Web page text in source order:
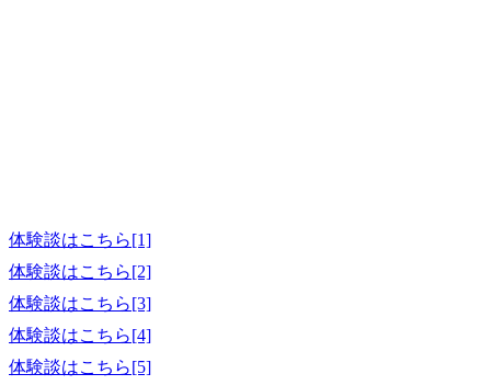
体験談はこちら[1]
体験談はこちら[2]
体験談はこちら[3]
体験談はこちら[4]
体験談はこちら[5]